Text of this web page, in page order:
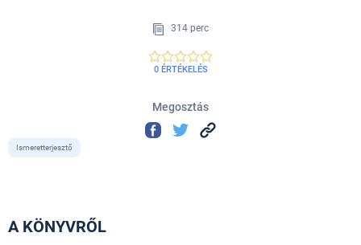
314 perc
0 ÉRTÉKELÉS
Megosztás
Ismeretterjesztő
A KÖNYVRŐL